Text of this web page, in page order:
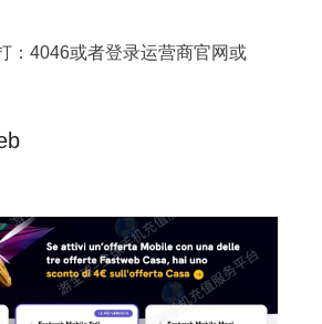
：4046或者登录运营商官网或